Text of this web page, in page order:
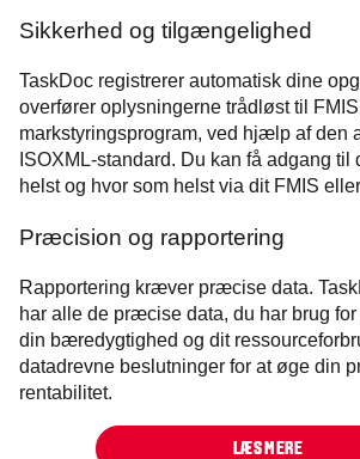
Sikkerhed og tilgængelighed
TaskDoc registrerer automatisk dine
overfører oplysningerne trådløst til
markstyringsprogram, ved hjælp af den
ISOXML-standard. Du kan få adgang til
helst og hvor som helst via dit FMIS
Præcision og rapportering
Rapportering kræver præcise data.
har alle de præcise data, du har brug
din bæredygtighed og dit
datadrevne beslutninger for at øge din
rentabilitet.
LÆS MERE